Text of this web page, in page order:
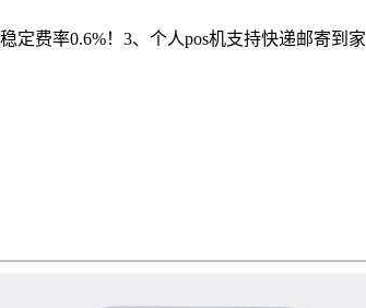
定费率0.6%！3、个人pos机支持快递邮寄到家